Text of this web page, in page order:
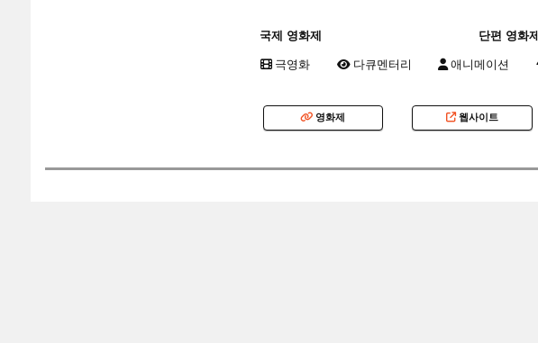
국제 영화제 단편 영화제
극영화 다큐멘터리 애니메이션
영화제 웹사이트